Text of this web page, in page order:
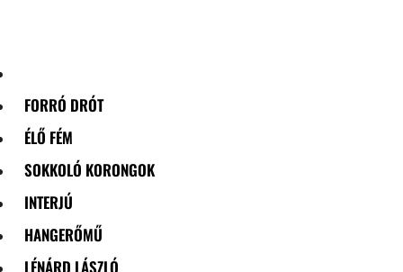
FORRÓ DRÓT
ÉLŐ FÉM
SOKKOLÓ KORONGOK
INTERJÚ
HANGERŐMŰ
LÉNÁRD LÁSZLÓ